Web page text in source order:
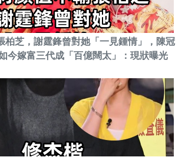
柏芝，謝霆鋒曾對她「一見鍾情」，陳冠
今嫁富三代成「百億闊太」：現狀曝光